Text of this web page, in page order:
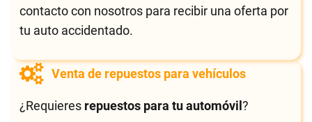
contacto con nosotros para recibir una oferta por
tu auto accidentado.
Venta de repuestos para vehículos
¿Requieres repuestos para tu automóvil?